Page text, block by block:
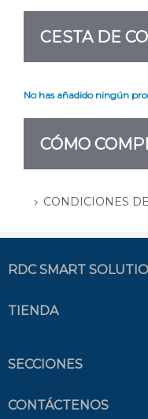
CESTA DE
No has añadido ningún
CÓMO
CONDICIONES
RDC SMART
TIENDA
SECCIONES
CONTÁCTENOS